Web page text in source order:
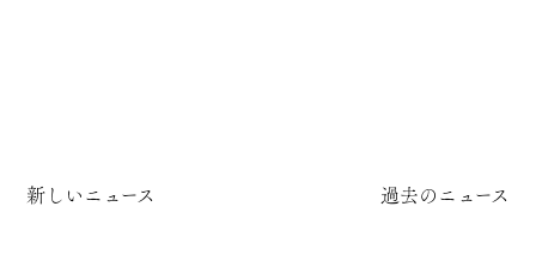
新しいニュース 過去のニュース